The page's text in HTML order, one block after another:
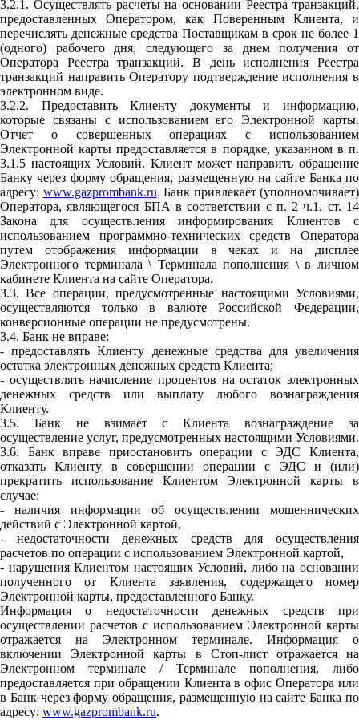
3.2.1. Осуществлять расчеты на основании Реестра транзакций,
предоставленных Оператором, как Поверенным Клиента, и
перечислять денежные средства Поставщикам в срок не более 1
(одного) рабочего дня, следующего за днем получения от
Оператора Реестра транзакций. В день исполнения Реестра
транзакций направить Оператору подтверждение исполнения в
электронном виде.
3.2.2. Предоставить Клиенту документы и информацию,
которые связаны с использованием его Электронной карты.
Отчет о совершенных операциях с использованием
Электронной карты предоставляется в порядке, указанном в п.
3.1.5 настоящих Условий. Клиент может направить обращение
Банку через форму обращения, размещенную на сайте Банка по
адресу: www.gazprombank.ru. Банк привлекает (уполномочивает)
Оператора, являющегося БПА в соответствии с п. 2 ч.1. ст. 14
Закона для осуществления информирования Клиентов с
использованием программно-технических средств Оператора
путем отображения информации в чеках и на дисплее
Электронного терминала \ Терминала пополнения \ в личном
кабинете Клиента на сайте Оператора.
3.3. Все операции, предусмотренные настоящими Условиями,
осуществляются только в валюте Российской Федерации,
конверсионные операции не предусмотрены.
3.4. Банк не вправе:
- предоставлять Клиенту денежные средства для увеличения
остатка электронных денежных средств Клиента;
- осуществлять начисление процентов на остаток электронных
денежных средств или выплату любого вознаграждения
Клиенту.
3.5. Банк не взимает с Клиента вознаграждение за
осуществление услуг, предусмотренных настоящими Условиями.
3.6. Банк вправе приостановить операции с ЭДС Клиента,
отказать Клиенту в совершении операции с ЭДС и (или)
прекратить использование Клиентом Электронной карты в
случае:
- наличия информации об осуществлении мошеннических
действий с Электронной картой,
- недостаточности денежных средств для осуществления
расчетов по операции с использованием Электронной картой,
- нарушения Клиентом настоящих Условий, либо на основании
полученного от Клиента заявления, содержащего номер
Электронной карты, предоставленного Банку.
Информация о недостаточности денежных средств при
осуществлении расчетов с использованием Электронной карты
отражается на Электронном терминале. Информация о
включении Электронной карты в Стоп-лист отражается на
Электронном терминале / Терминале пополнения, либо
предоставляется при обращении Клиента в офис Оператора или
в Банк через форму обращения, размещенную на сайте Банка по
адресу: www.gazprombank.ru.